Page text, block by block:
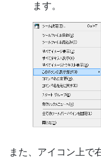
ます。
また、アイコン上で